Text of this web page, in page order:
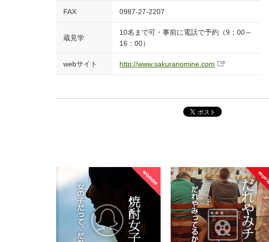
FAX 0987-27-2207
蔵見学
10名まで可・事前に電話で予約（9：00～
16：00）
webサイト http://www.sakuranomine.com